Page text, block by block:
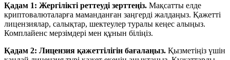
Қадам 1: Жергілікті реттеуді зерттеңіз. Мақсатты елде
криптовалюталарға маманданған заңгерді жалдаңыз. Қажетті
лицензиялар, салықтар, шектеулер туралы кеңес алыңыз.
Комплайенс мерзімдері мен құнын біліңіз.
Қадам 2: Лицензия қажеттілігін бағалаңыз. Қызметіңіз үшін